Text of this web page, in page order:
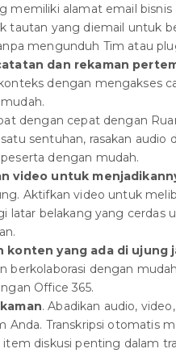
memiliki alamat email
tautan yang diemail untuk
mengunduh Tim atau
dan rekaman
dengan mengakses
dengan cepat dengan
sentuhan, rasakan audio
dengan mudah.
video untuk
Aktifkan video untuk
latar belakang yang cerdas
konten yang ada di ujung
berkolaborasi dengan
Office 365.
. Abadikan audio,
Anda. Transkripsi otomatis
item diskusi penting dalam